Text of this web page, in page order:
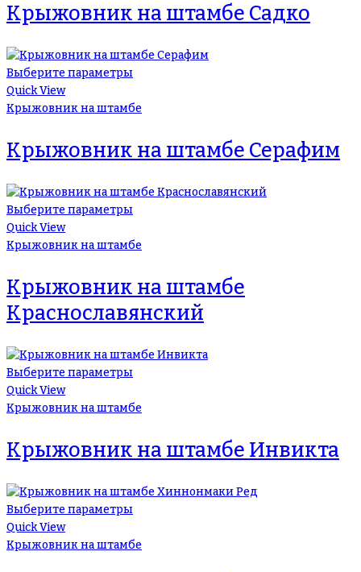
Крыжовник на штамбе Садко
Выберите параметры
Quick View
Крыжовник на штамбе
Крыжовник на штамбе Серафим
Выберите параметры
Quick View
Крыжовник на штамбе
Крыжовник на штамбе
Краснославянский
Выберите параметры
Quick View
Крыжовник на штамбе
Крыжовник на штамбе Инвикта
Выберите параметры
Quick View
Крыжовник на штамбе